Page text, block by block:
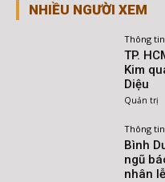
NHIỀU NGƯỜI XEM
Thông
TP.
Kim
Diệu
Quản trị
Thông
Bình
ngũ
nhân